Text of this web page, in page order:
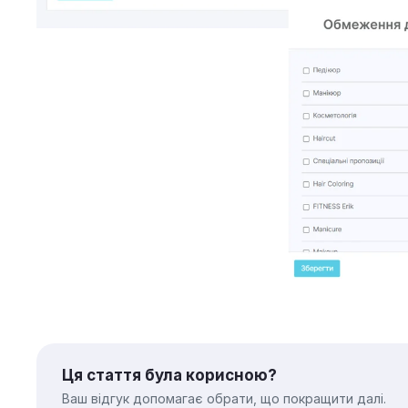
Ця стаття була корисною?
Ваш відгук допомагає обрати, що покращити далі.